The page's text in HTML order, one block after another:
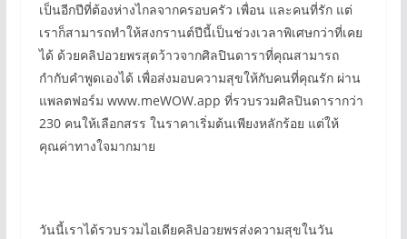
เป็นอีกปีที่ต้องห่างไกลจากครอบครัว เพื่อน และคนที่รัก แต่
เราก็สามารถทำให้สงกรานต์ปีนี้เป็นช่วงเวลาพิเศษกว่าที่เคย
ได้ ด้วยคลิปอวยพรสุดว้าวจากศิลปินดาราที่คุณสามารถ
กำกับคำพูดเองได้ เพื่อส่งมอบความสุขให้กับคนที่คุณรัก ผ่าน
แพลตฟอร์ม www.meWOW.app ที่รวบรวมศิลปินดารากว่า
230 คนให้เลือกสรร ในราคาเริ่มต้นเพียงหลักร้อย แต่ให้
คุณค่าทางใจมากมาย
วันนี้เราได้รวบรวมไอเดียคลิปอวยพรส่งความสุขในวัน